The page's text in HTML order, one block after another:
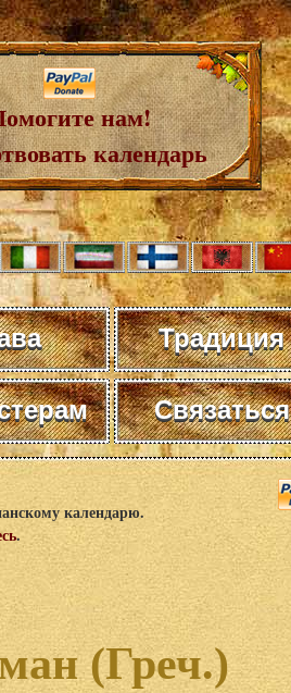
нам!
календарь
Традиция
Связаться
календарю.
.
(Греч.)